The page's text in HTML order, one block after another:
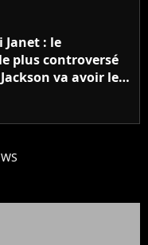
Janet : le
plus controversé
va avoir le
série